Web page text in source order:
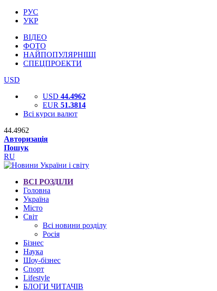
РУС
УКР
ВІДЕО
ФОТО
НАЙПОПУЛЯРНІШІ
СПЕЦПРОЕКТИ
USD
USD 44.4962
EUR 51.3814
Всі курси валют
44.4962
Авторизація
Пошук
RU
ВСІ РОЗДІЛИ
Головна
Україна
Місто
Світ
Всі новини розділу
Росія
Бізнес
Наука
Шоу-бізнес
Спорт
Lifestyle
БЛОГИ ЧИТАЧІВ